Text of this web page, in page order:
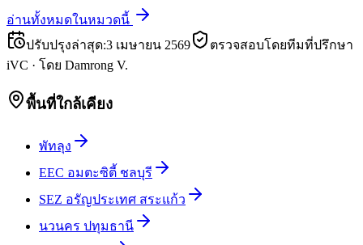
อ่านทั้งหมดในหมวดนี้
ปรับปรุงล่าสุด:3 เมษายน 2569
ตรวจสอบโดยทีมที่ปรึกษา
iVC · โดย Damrong V.
พื้นที่ใกล้เคียง
พัทลุง
EEC อมตะซิตี้ ชลบุรี
SEZ อรัญประเทศ สระแก้ว
นวนคร ปทุมธานี